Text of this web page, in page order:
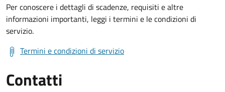
Per conoscere i dettagli di scadenze, requisiti e altre
informazioni importanti, leggi i termini e le condizioni di
servizio.
Termini e condizioni di servizio
Contatti